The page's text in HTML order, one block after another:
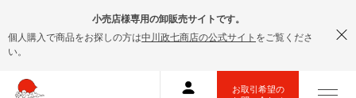
小売店様専用の卸販売サイトです。
個人購入で商品をお探しの方は中川政七商店の公式サイト をご覧くださ
い。